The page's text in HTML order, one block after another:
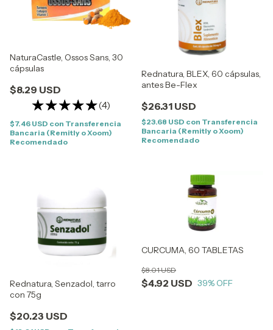
NaturaCastle, Ossos Sans, 30
cápsulas
$8.29 USD
(4)
$7.46 USD con Transferencia
Bancaria (Remitly o Xoom)
Recomendado
Rednatura, BLEX, 60 cápsulas,
antes Be-Flex
$26.31 USD
$23.68 USD con Transferencia
Bancaria (Remitly o Xoom)
Recomendado
Rednatura, Senzadol, tarro
con 75g
$20.23 USD
CURCUMA, 60 TABLETAS
$4.92 USD
$8.01 USD
39% OFF